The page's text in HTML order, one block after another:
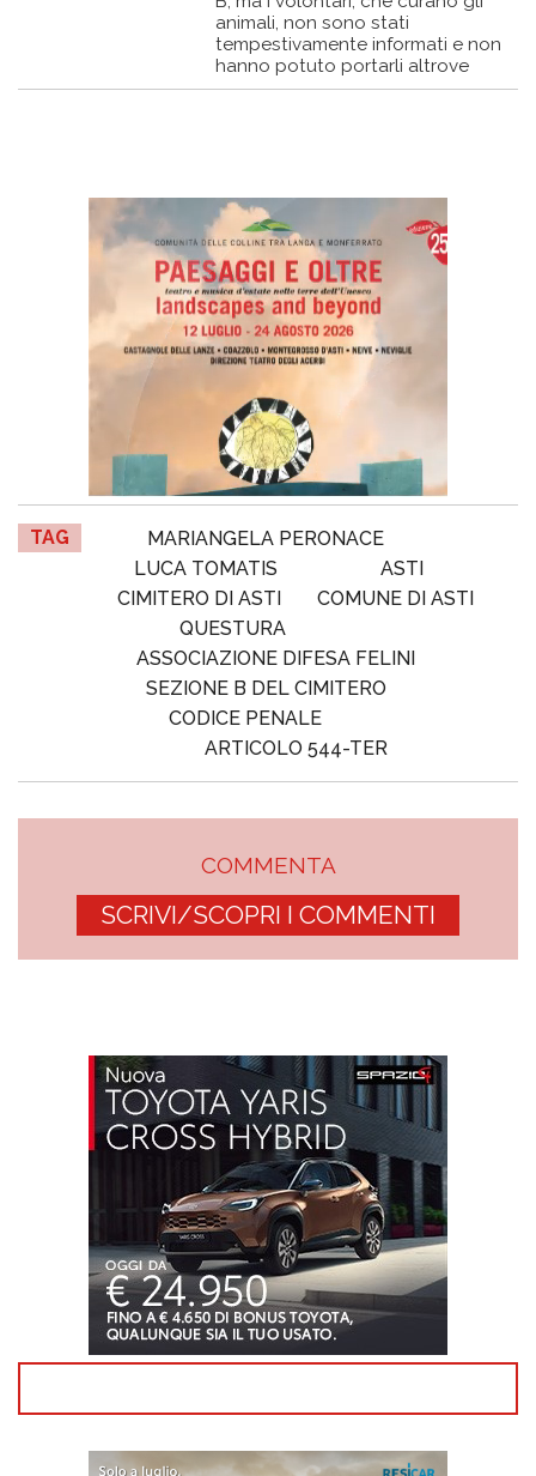
animali, non sono stati
tempestivamente informati e non
hanno potuto portarli altrove
TAG
MARIANGELA PERONACE
LUCA TOMATIS
ASTI
CIMITERO DI ASTI
COMUNE DI ASTI
QUESTURA
ASSOCIAZIONE DIFESA FELINI
SEZIONE B DEL CIMITERO
CODICE PENALE
ARTICOLO 544-TER
COMMENTA
SCRIVI/SCOPRI I COMMENTI